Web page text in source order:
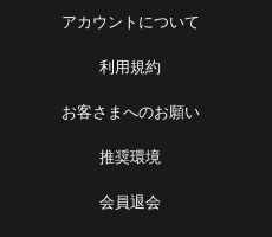
アカウントについて
利用規約
お客さまへのお願い
推奨環境
会員退会